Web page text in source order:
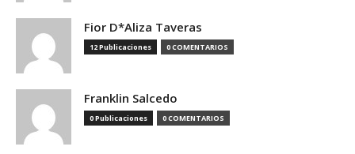
Fior D*Aliza Taveras
12 Publicaciones 0 COMENTARIOS
Franklin Salcedo
0 Publicaciones 0 COMENTARIOS